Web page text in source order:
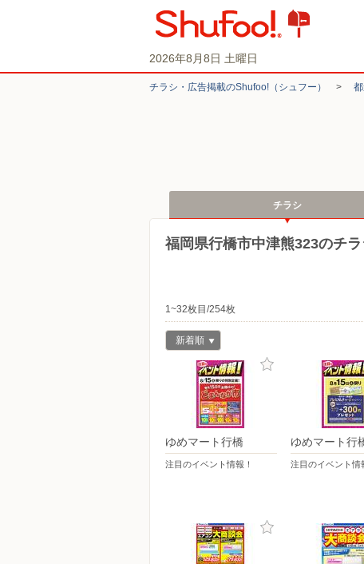
2026年8月8日 土曜日
チラシ・​広告掲載の​Shufoo!​（シュフー） >
チラシ
福岡県行橋市中津熊323のチ
1~32枚目/254枚
新着順
ゆめマート行橋
注目のイベント情報！
ゆめマート行
注目のイベント情